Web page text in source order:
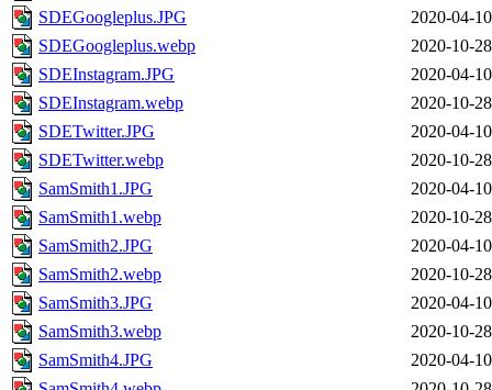
SDEGoogleplus.JPG
2020-04-
SDEGoogleplus.webp
2020-10-
SDEInstagram.JPG
2020-04-
SDEInstagram.webp
2020-10-
SDETwitter.JPG
2020-04-
SDETwitter.webp
2020-10-
SamSmith1.JPG
2020-04-
SamSmith1.webp
2020-10-
SamSmith2.JPG
2020-04-
SamSmith2.webp
2020-10-
SamSmith3.JPG
2020-04-
SamSmith3.webp
2020-10-
SamSmith4.JPG
2020-04-